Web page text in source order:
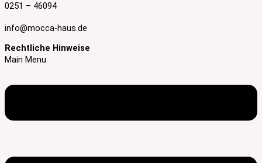
0251 – 46094
info@mocca-haus.de
Rechtliche Hinweise
Main Menu